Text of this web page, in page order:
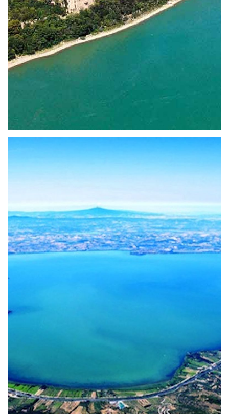
What to see at Polvese Island of Trasimeno
Lake
For your trip to Lake Trasimeno, treat yourself to
an excursion to Polvese Island, the largest of the
three islands characterize the famous Umbrian
lake.
Maggiore Island at Trasimeno Lake
cibo, anche ad Agosto! L’estate è anzi la stagione
per eccellenza della buona tavola, con le cittadine
e i borghi che [...]